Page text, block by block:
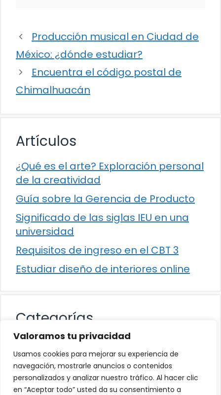
Valoramos tu privacidad
Usamos cookies para mejorar su experiencia de
navegación, mostrarle anuncios o contenidos
personalizados y analizar nuestro tráfico. Al hacer clic
en “Aceptar todo” usted da su consentimiento a
Producción musical en Ciudad de
México: ¿dónde estudiar?
Encuentra el código postal de
Chimalhuacán
Artículos
¿Qué es el arte? Exploración personal
de la creatividad
Guía sobre la Gerencia de Producto
Significado de las siglas IEU en una
universidad
Requisitos de ingreso en el CBT 3
Estudiar diseño de interiores online
Categorías
Cultura
Educación
Eventos